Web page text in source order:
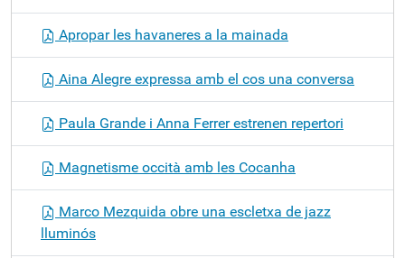
Apropar les havaneres a la mainada
Aina Alegre expressa amb el cos una conversa
Paula Grande i Anna Ferrer estrenen repertori
Magnetisme occità amb les Cocanha
Marco Mezquida obre una escletxa de jazz
lluminós